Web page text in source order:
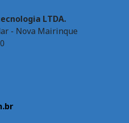
LTDA.
- Nova Mairinque